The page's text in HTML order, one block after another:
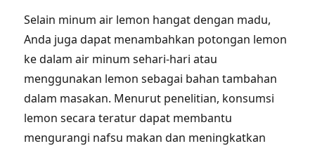
Selain minum air lemon hangat dengan madu,
Anda juga dapat menambahkan potongan lemon
ke dalam air minum sehari-hari atau
menggunakan lemon sebagai bahan tambahan
dalam masakan. Menurut penelitian, konsumsi
lemon secara teratur dapat membantu
mengurangi nafsu makan dan meningkatkan